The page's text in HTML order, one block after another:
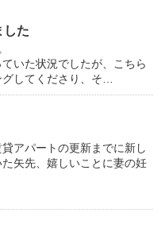
した
いた状況でしたが、こちら
してくださり、そ…
アパートの更新までに新し
矢先、嬉しいことに妻の妊